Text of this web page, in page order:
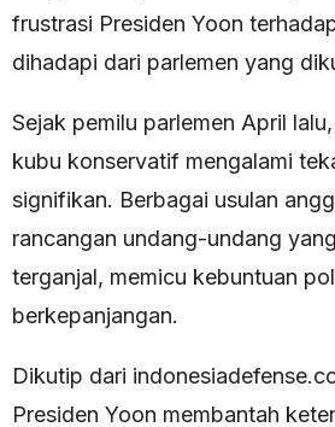
frustrasi Presiden Yoon
dihadapi dari parlemen yang
Sejak pemilu parlemen April
kubu konservatif mengalami
signifikan. Berbagai usulan
rancangan undang-undang
terganjal, memicu kebuntuan
berkepanjangan.
Dikutip dari
Presiden Yoon membantah